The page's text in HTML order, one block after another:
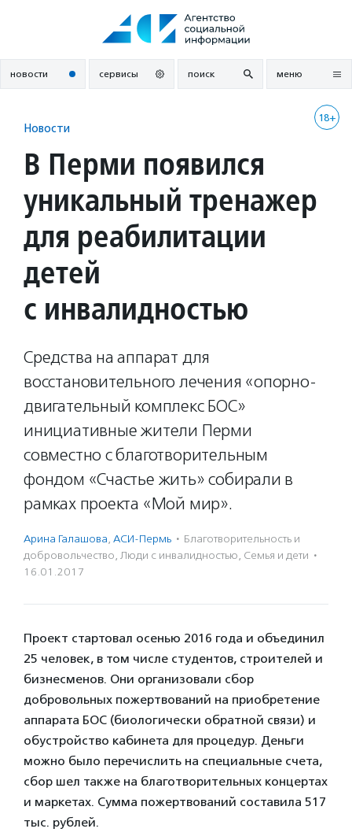
новости сервисы поиск меню
18+
Новости
В Перми появился
уникальный тренажер
для реабилитации
детей
с инвалидностью
Средства на аппарат для
восстановительного лечения «опорно-
двигательный комплекс БОС»
инициативные жители Перми
совместно с благотворительным
фондом «Счастье жить» собирали в
рамках проекта «Мой мир».
Арина Галашова, АСИ-Пермь · Благотвори­тель­ность и
доброволь­чест­во, Люди с инвалидностью, Семья и дети ·
16.01.2017
Проект стартовал осенью 2016 года и объединил
25 человек, в том числе студентов, строителей и
бизнесменов. Они организовали сбор
добровольных пожертвований на приобретение
аппарата БОС (биологически обратной связи) и
обустройство кабинета для процедур. Деньги
можно было перечислить на специальные счета,
сбор шел также на благотворительных концертах
и маркетах. Сумма пожертвований составила 517
тыс. рублей.